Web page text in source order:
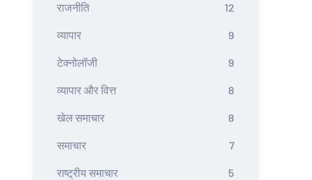
राजनीति 12
व्यापार 9
टेक्नोलॉजी 9
व्यापार और वित्त 8
खेल समाचार 8
समाचार 7
राष्ट्रीय समाचार 5